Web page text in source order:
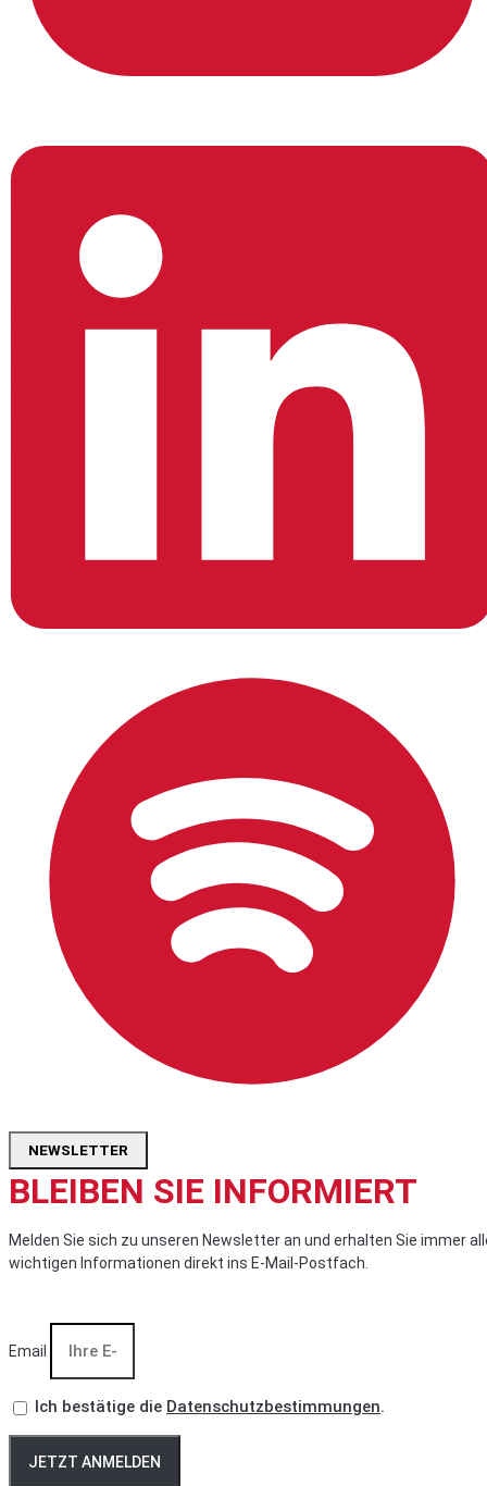
NEWSLETTER
BLEIBEN SIE INFORMIERT
Melden Sie sich zu unseren Newsletter an und erhalten Sie immer
wichtigen Informationen direkt ins E-Mail-Postfach.
Email
Ich bestätige die Datenschutzbestimmungen.
JETZT ANMELDEN